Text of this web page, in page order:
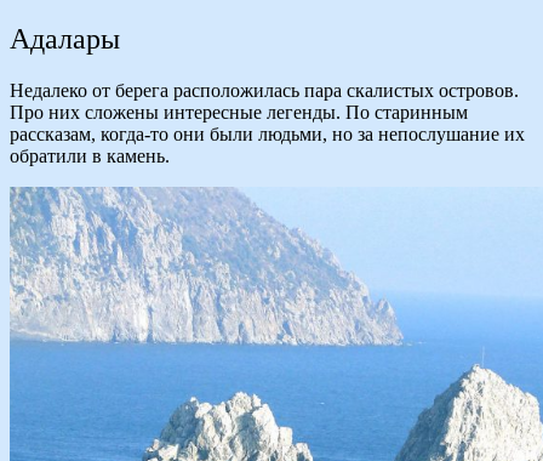
Адалары
Недалеко от берега расположилась пара скалистых островов.
Про них сложены интересные легенды. По старинным
рассказам, когда-то они были людьми, но за непослушание их
обратили в камень.